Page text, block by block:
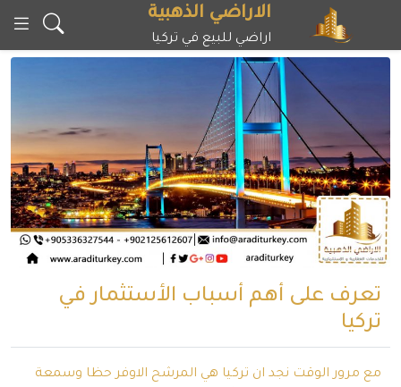
المحتوى
الاراضي الذهبية
اراضي للبيع في تركيا
تعرف على أهم أسباب الأستثمار في
تركيا
مع مرور الوقت نجد ان تركيا هي المرشح الاوفر حظا وسمعة